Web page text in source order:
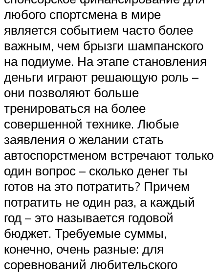
любого спортсмена в мире
является событием часто более
важным, чем брызги шампанского
на подиуме. На этапе становления
деньги играют решающую роль –
они позволяют больше
тренироваться на более
совершенной технике. Любые
заявления о желании стать
автоспорстменом встречают только
один вопрос – сколько денег ты
готов на это потратить? Причем
потратить не один раз, а каждый
год – это называется годовой
бюджет. Требуемые суммы,
конечно, очень разные: для
соревнований любительского